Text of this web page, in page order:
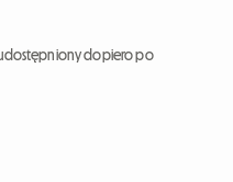
udostępniony dopiero po